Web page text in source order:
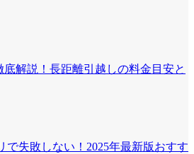
底解説！長距離引越しの料金目安と
で失敗しない！2025年最新版おすす